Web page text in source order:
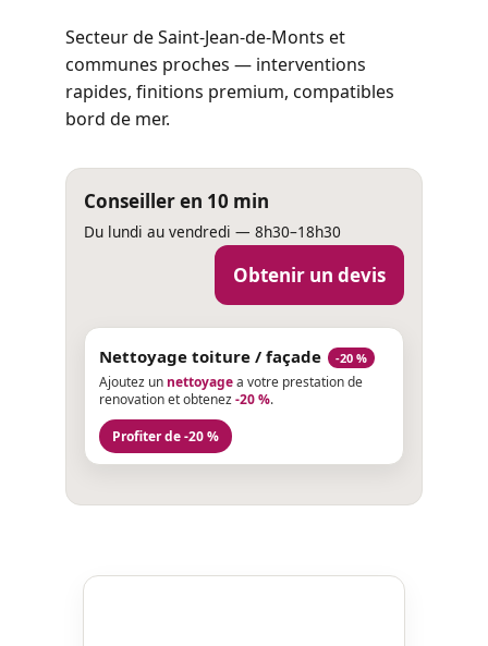
Secteur de Saint-Jean-de-Monts et
communes proches — interventions
rapides, finitions premium, compatibles
bord de mer.
Conseiller en 10 min
Du lundi au vendredi — 8h30–18h30
Obtenir un devis
Nettoyage toiture / façade -20 %
Ajoutez un nettoyagea votre prestation de
renovation et obtenez-20 %.
Profiter de -20 %